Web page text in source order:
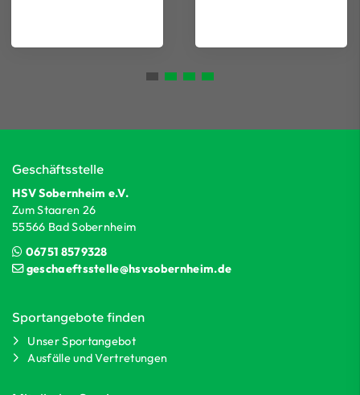
Geschäftsstelle
HSV Sobernheim e.V.
Zum Staaren 26
55566 Bad Sobernheim
06751 8579328
geschaeftsstelle@hsvsobernheim.de
Sportangebote finden
Unser Sportangebot
Ausfälle und Vertretungen